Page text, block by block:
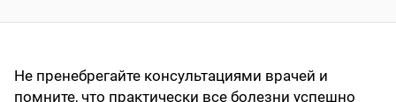
Не пренебрегайте консультациями врачей и
помните, что практически все болезни успешно